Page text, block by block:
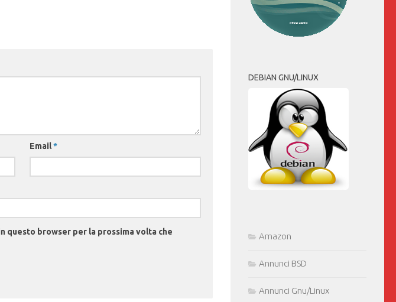
Email*
questo browser per la prossima volta che
DEBIAN GNU/LINUX
Amazon
Annunci BSD
Annunci Gnu/Linux